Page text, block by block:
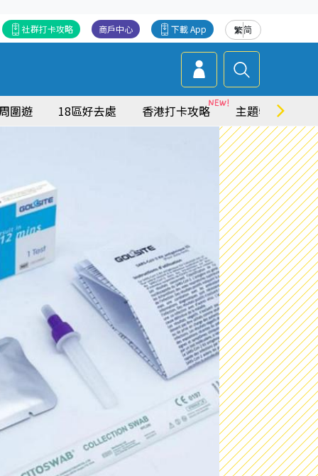
繁简
下載 App
商戶中心
社群打卡攻略
圍遊 18區好去處 香港打卡攻略 主題特集